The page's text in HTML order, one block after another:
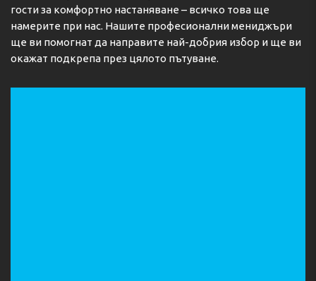
гости за комфортно настаняване – всичко това ще
намерите при нас. Нашите професионални мениджъри
ще ви помогнат да направите най-добрия избор и ще ви
окажат подкрепа през цялото пътуване.